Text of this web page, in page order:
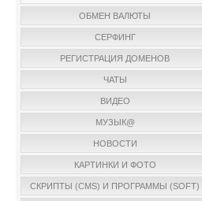
ОБМЕН ВАЛЮТЫ
СЕРФИНГ
РЕГИСТРАЦИЯ ДОМЕНОВ
ЧАТЫ
ВИДЕО
МУЗЫК@
НОВОСТИ
КАРТИНКИ И ФОТО
СКРИПТЫ (CMS) И ПРОГРАММЫ (SOFT)